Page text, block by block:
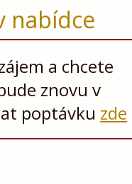
nabídce
a chcete
znovu v
poptávku zde